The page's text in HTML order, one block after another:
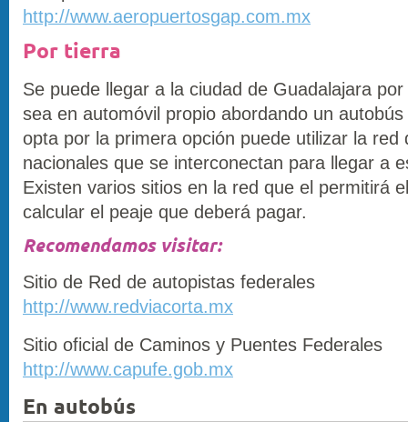
http://www.aeropuertosgap.com.mx
Por tierra
Se puede llegar a la ciudad de Guadalajara
sea en automóvil propio abordando un
opta por la primera opción puede utilizar la red
nacionales que se interconectan para llegar a
Existen varios sitios en la red que el permitirá
calcular el peaje que deberá pagar.
Recomendamos visitar:
Sitio de Red de autopistas federales
http://www.redviacorta.mx
Sitio oficial de Caminos y Puentes Federales
http://www.capufe.gob.mx
En autobús